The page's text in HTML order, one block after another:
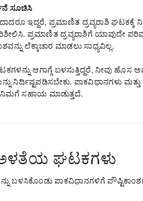
ಸೂಚಿಸಿ
ಇದ್ದರೆ, ಪ್ರಮಾಣಿತ ದ್ರವ್ಯರಾಶಿ ಘಟಕಕ್ಕೆ
ಪ್ರಮಾಣಿತ ದ್ರವ್ಯರಾಶಿಗೆ ಯಾವುದೇ
ಲೆಕ್ಕಾಚಾರ ಮಾಡಲು ಸಾಧ್ಯವಿಲ್ಲ.
ಆಗಾಗ್ಗೆ ಬಳಸುತ್ತಿದ್ದರೆ, ನೀವು ಹೊಸ
ನಿರ್ದಿಷ್ಟಪಡಿಸಬೇಕು. ಪಾಕವಿಧಾನಗಳು
ನಿಮಗೆ ಸಹಾಯ ಮಾಡುತ್ತದೆ.
ಅಳತೆಯ ಘಟಕಗಳು
ಬಳಸಿಕೊಂಡು ಪಾಕವಿಧಾನಗಳಿಗೆ